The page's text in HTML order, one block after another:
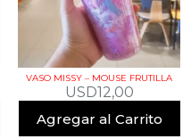
VASO MISSY – MOUSE FRUTILLA
USD12,00
Agregar al Carrito